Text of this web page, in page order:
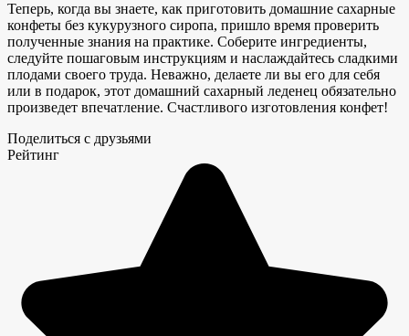
Теперь, когда вы знаете, как приготовить домашние сахарные
конфеты без кукурузного сиропа, пришло время проверить
полученные знания на практике. Соберите ингредиенты,
следуйте пошаговым инструкциям и наслаждайтесь сладкими
плодами своего труда. Неважно, делаете ли вы его для себя
или в подарок, этот домашний сахарный леденец обязательно
произведет впечатление. Счастливого изготовления конфет!
Поделиться с друзьями
Рейтинг